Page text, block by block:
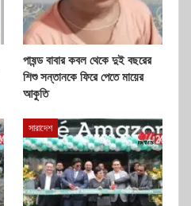
পাষন্ড বাবার কবল থেকে দুই বছরের
শিশু সন্তানকে ফিরে পেতে মায়ের
আকুতি
সারাদেশ